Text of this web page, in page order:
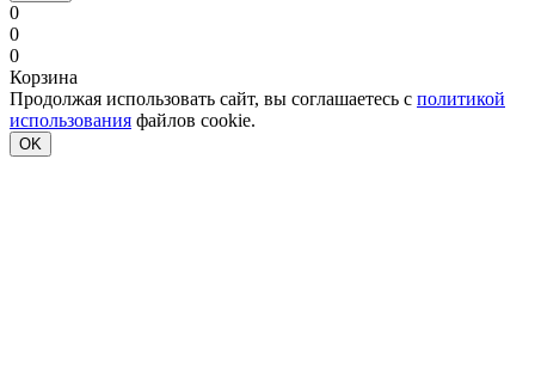
0
0
0
Корзина
Продолжая использовать сайт, вы соглашаетесь с политикой
использования файлов cookie.
OK